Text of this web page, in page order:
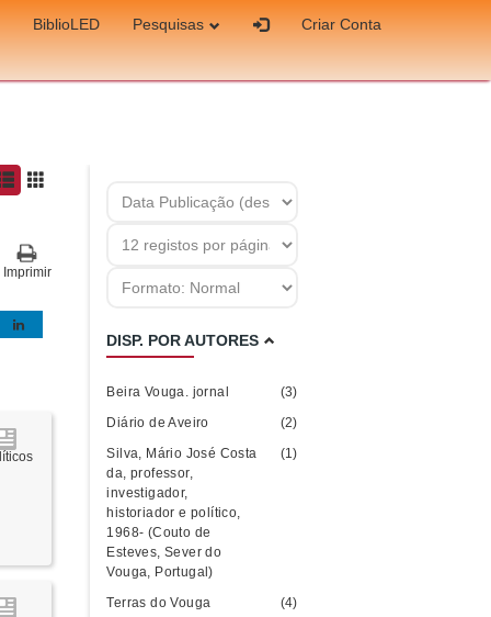
BiblioLED Pesquisas
Criar Conta
Imprimir
DISP. POR AUTORES
Beira Vouga. jornal
(3)
Diário de Aveiro
(2)
Silva, Mário José Costa
da, professor,
investigador,
historiador e político,
1968- (Couto de
Esteves, Sever do
Vouga, Portugal)
(1)
Terras do Vouga (4)